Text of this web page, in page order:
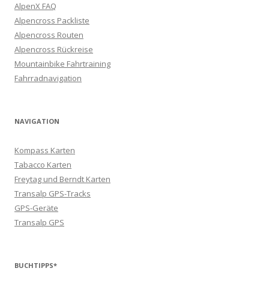
AlpenX FAQ
Alpencross Packliste
Alpencross Routen
Alpencross Rückreise
Mountainbike Fahrtraining
Fahrradnavigation
NAVIGATION
Kompass Karten
Tabacco Karten
Freytag und Berndt Karten
Transalp GPS-Tracks
GPS-Geräte
Transalp GPS
BUCHTIPPS*